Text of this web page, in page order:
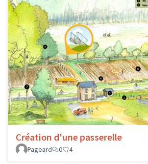
Création d'une passerelle
Pageard
0 4